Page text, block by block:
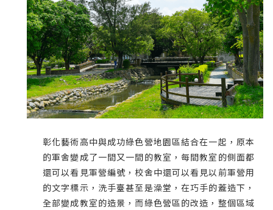
彰化藝術高中與成功綠色營地園區結合在一起，原本
的軍舍變成了一間又一間的教室，每間教室的側面都
還可以看見軍營編號，校舍中還可以看見以前軍營用
的文字標示，洗手臺甚至是澡堂，在巧手的蓋造下，
全部變成教室的造景，而綠色營區的改造，整個區域